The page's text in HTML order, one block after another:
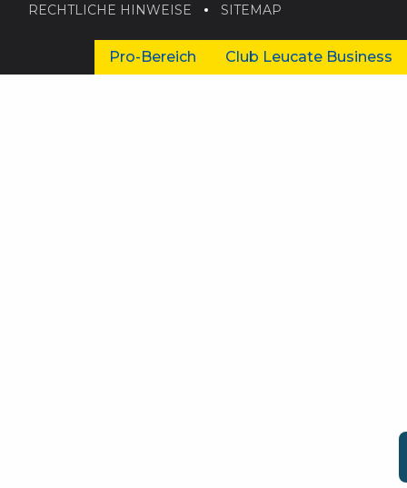
RECHTLICHE HINWEISE SITEMAP
Pro-Bereich Club Leucate Business